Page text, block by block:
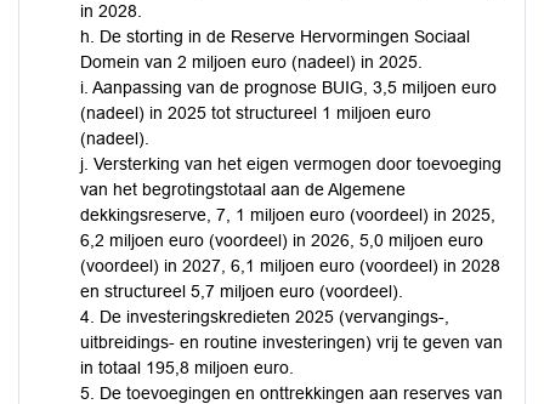
in 2028.
h. De storting in de Reserve Hervormingen Sociaal
Domein van 2 miljoen euro (nadeel) in 2025.
i. Aanpassing van de prognose BUIG, 3,5 miljoen euro
(nadeel) in 2025 tot structureel 1 miljoen euro
(nadeel).
j. Versterking van het eigen vermogen door toevoeging
van het begrotingstotaal aan de Algemene
dekkingsreserve, 7, 1 miljoen euro (voordeel) in 2025,
6,2 miljoen euro (voordeel) in 2026, 5,0 miljoen euro
(voordeel) in 2027, 6,1 miljoen euro (voordeel) in 2028
en structureel 5,7 miljoen euro (voordeel).
4. De investeringskredieten 2025 (vervangings-,
uitbreidings- en routine investeringen) vrij te geven van
in totaal 195,8 miljoen euro.
5. De toevoegingen en onttrekkingen aan reserves van